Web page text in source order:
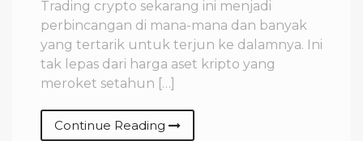
Trading crypto sekarang ini menjadi
perbincangan di mana-mana dan banyak
yang tertarik untuk terjun ke dalamnya. Ini
tak lepas dari harga aset kripto yang
meroket setahun […]
Continue Reading